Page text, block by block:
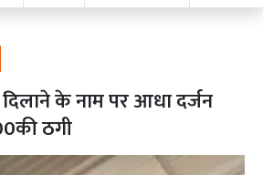
के नाम पर आधा दर्जन
ठगी